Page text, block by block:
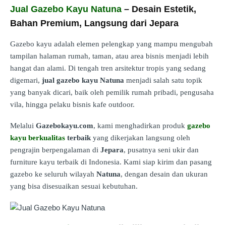
Jual Gazebo Kayu Natuna – Desain Estetik,
Bahan Premium, Langsung dari Jepara
Gazebo kayu adalah elemen pelengkap yang mampu mengubah
tampilan halaman rumah, taman, atau area bisnis menjadi lebih
hangat dan alami. Di tengah tren arsitektur tropis yang sedang
digemari, jual gazebo kayu Natuna menjadi salah satu topik
yang banyak dicari, baik oleh pemilik rumah pribadi, pengusaha
vila, hingga pelaku bisnis kafe outdoor.
Melalui Gazebokayu.com, kami menghadirkan produk gazebo
kayu berkualitas terbaikyang dikerjakan langsung oleh
pengrajin berpengalaman di Jepara, pusatnya seni ukir dan
furniture kayu terbaik di Indonesia. Kami siap kirim dan pasang
gazebo ke seluruh wilayah Natuna, dengan desain dan ukuran
yang bisa disesuaikan sesuai kebutuhan.